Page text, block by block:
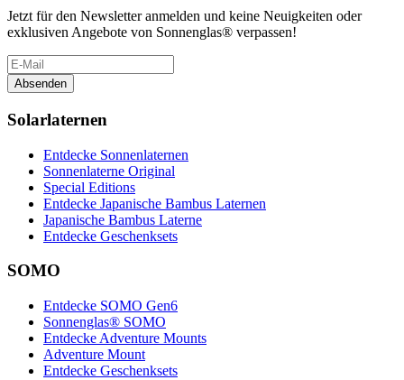
Jetzt für den Newsletter anmelden und keine Neuigkeiten oder
exklusiven Angebote von Sonnenglas® verpassen!
Absenden
Solarlaternen
Entdecke Sonnenlaternen
Sonnenlaterne Original
Special Editions
Entdecke Japanische Bambus Laternen
Japanische Bambus Laterne
Entdecke Geschenksets
SOMO
Entdecke SOMO Gen6
Sonnenglas® SOMO
Entdecke Adventure Mounts
Adventure Mount
Entdecke Geschenksets